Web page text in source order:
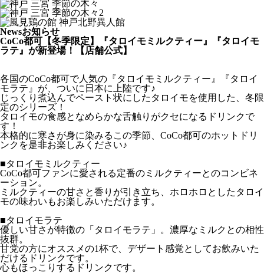
Newsお知らせ
CoCo都可【冬季限定】『タロイモミルクティー』『タロイモ
ラテ』が新登場！【店舗公式】
各国のCoCo都可で人気の『タロイモミルクティー』『タロイ
モラテ』が、ついに日本に上陸です♪
じっくり煮込んでペースト状にしたタロイモを使用した、冬限
定のシリーズ！
タロイモの食感となめらかな舌触りがクセになるドリンクで
す！
本格的に寒さが身に染みるこの季節、CoCo都可のホットドリ
ンクを是非お楽しみください♪
■タロイモミルクティー
CoCo都可ファンに愛される定番のミルクティーとのコンビネ
ーション。
ミルクティーの甘さと香りが引き立ち、ホロホロとしたタロイ
モの味わいもお楽しみいただけます。
■タロイモラテ
優しい甘さが特徴の「タロイモラテ」。濃厚なミルクとの相性
抜群。
甘党の方にオススメの1杯で、デザート感覚としてお飲みいた
だけるドリンクです。
心もほっこりするドリンクです。